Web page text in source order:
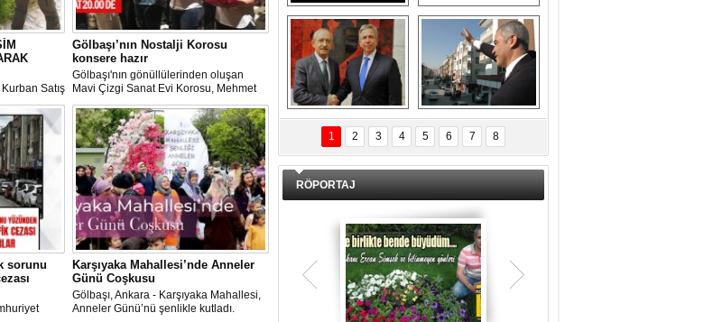
Kurban Satış
amacıyla
ekipleri
Gölbaşı’nın Nostalji Korosu
konsere hazır
Gölbaşı'nın gönüllülerinden oluşan
Mavi Çizgi Sanat Evi Korosu, Mehmet
Akif Ersoy Kültür Merkezi’nde vereceği
konsere hızır.
sorunu
Karşıyaka Mahallesi’nde Anneler
Günü Coşkusu
Gölbaşı, Ankara - Karşıyaka Mahallesi,
Anneler Günü’nü şenlikle kutladı.
Asla Yalnız
Yürümeyeceksin
Uzun Adam
GÖKÇEK'TEN
HOLLYWOOD
FİLMLERİNİ
ARATMAYAN
TANITIM
DAL İÇERİ ZÜBÜK!
ERCAN ŞİMŞEK
GÖLBAŞI'NDA
KASIRGA ETKİSİ
YARATTI !
1 2 3 4 5 6 7 8
RÖPORTAJ
Teşrik tekbiri nedir? Ne anlama gelir?